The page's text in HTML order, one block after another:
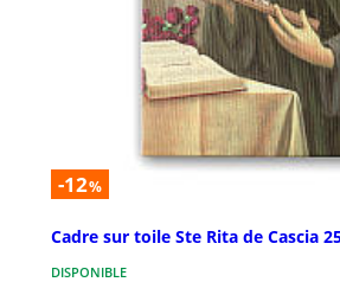
-12%
Cadre sur toile Ste Rita de Cascia
DISPONIBLE